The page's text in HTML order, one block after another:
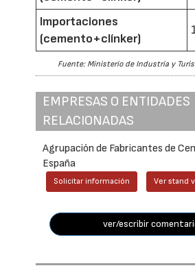
Importaciones
(cemento+clínker)
Fuente: Ministerio de Industria y
EMPRESAS O ENTIDADES
RELACIONADAS
Agrupación de Fabricantes de
España
Solicitar información Ver stand
ver/escribir